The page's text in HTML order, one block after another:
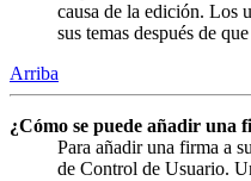
causa de la edición. Los
sus temas después de
Arriba
¿Cómo se puede añadir una
Para añadir una firma a
de Control de Usuario.